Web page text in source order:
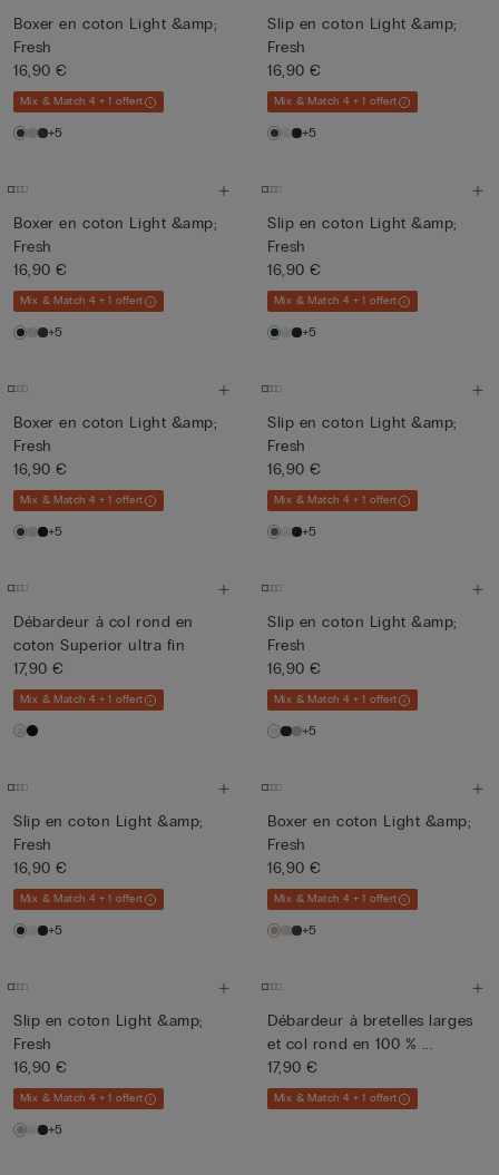
Boxer en coton Light &amp;
Fresh
16,90 €
Mix & Match 4 + 1 offert
+5
Slip en coton Light &amp;
Fresh
16,90 €
Mix & Match 4 + 1 offert
+5
Boxer en coton Light &amp;
Fresh
16,90 €
Mix & Match 4 + 1 offert
+5
Slip en coton Light &amp;
Fresh
16,90 €
Mix & Match 4 + 1 offert
+5
Boxer en coton Light &amp;
Fresh
16,90 €
Mix & Match 4 + 1 offert
+5
Slip en coton Light &amp;
Fresh
16,90 €
Mix & Match 4 + 1 offert
+5
Débardeur à col rond en
coton Superior ultra fin
17,90 €
Mix & Match 4 + 1 offert
Slip en coton Light &amp;
Fresh
16,90 €
Mix & Match 4 + 1 offert
+5
Slip en coton Light &amp;
Fresh
16,90 €
Mix & Match 4 + 1 offert
+5
Boxer en coton Light &amp;
Fresh
16,90 €
Mix & Match 4 + 1 offert
+5
Slip en coton Light &amp;
Fresh
16,90 €
Mix & Match 4 + 1 offert
+5
Débardeur à bretelles larges
et col rond en 100 % ...
17,90 €
Mix & Match 4 + 1 offert